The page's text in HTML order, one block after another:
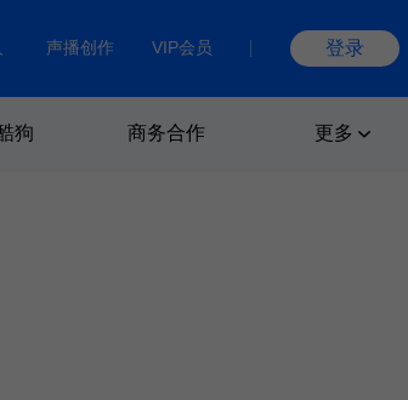
声播创作 VIP会员 登录
狗 商务合作 更多